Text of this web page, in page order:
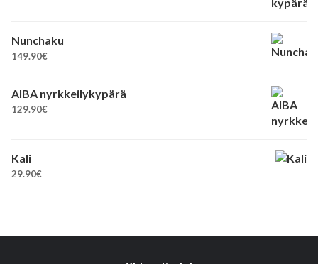
Nunchaku
149.90€
AIBA nyrkkeilykypärä
129.90€
Kali
29.90€